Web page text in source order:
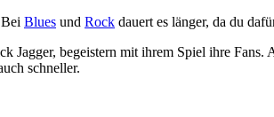
Blues und Rock dauert es länger, da du
begeistern mit ihrem Spiel ihre Fans.
schneller.